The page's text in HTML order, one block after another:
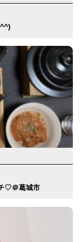
♡＠葛城市